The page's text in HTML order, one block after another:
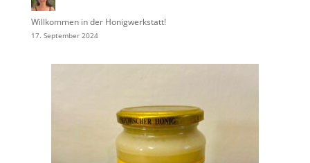
Willkommen in der Honigwerkstatt!
17. September 2024